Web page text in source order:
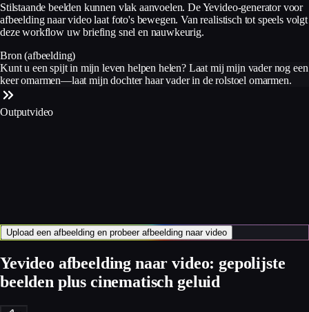
Stilstaande beelden kunnen vlak aanvoelen. De Yevideo-generator voor
afbeelding naar video laat foto's bewegen. Van realistisch tot speels volgt
deze workflow uw briefing snel en nauwkeurig.
Bron (afbeelding)
Kunt u een spijt in mijn leven helpen helen? Laat mij mijn vader nog een
keer omarmen—laat mijn dochter haar vader in de rolstoel omarmen.
Outputvideo
Upload een afbeelding en probeer afbeelding naar video
Yevideo afbeelding naar video: gepolijste
beelden plus cinematisch geluid